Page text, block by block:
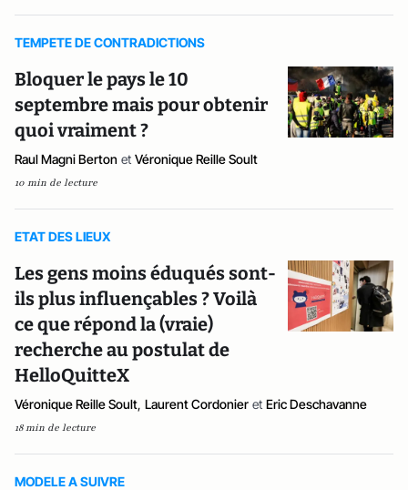
TEMPETE DE CONTRADICTIONS
Bloquer le pays le 10
septembre mais pour obtenir
quoi vraiment ?
Raul Magni Berton et Véronique Reille Soult
10 min de lecture
ETAT DES LIEUX
Les gens moins éduqués sont-
ils plus influençables ? Voilà
ce que répond la (vraie)
recherche au postulat de
HelloQuitteX
Véronique Reille Soult, Laurent Cordonier et Eric Deschavanne
18 min de lecture
MODELE A SUIVRE